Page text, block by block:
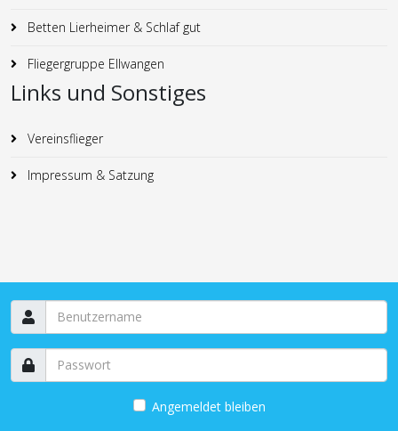
Betten Lierheimer & Schlaf gut
Fliegergruppe Ellwangen
Links und Sonstiges
Vereinsflieger
Impressum & Satzung
Angemeldet bleiben